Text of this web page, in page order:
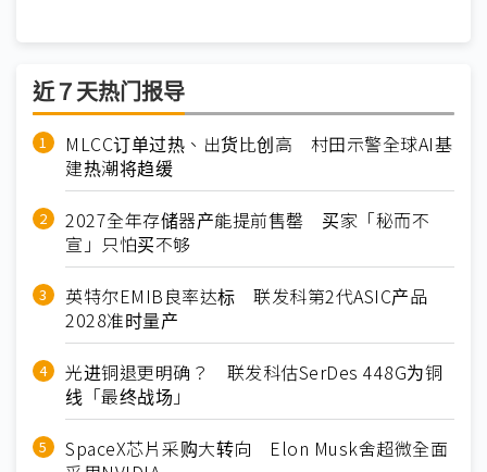
近７天热门报导
MLCC订单过热、出货比创高 村田示警全球AI基
建热潮将趋缓
2027全年存储器产能提前售罄 买家「秘而不
宣」只怕买不够
英特尔EMIB良率达标 联发科第2代ASIC产品
2028准时量产
光进铜退更明确？ 联发科估SerDes 448G为铜
线「最终战场」
SpaceX芯片采购大转向 Elon Musk舍超微全面